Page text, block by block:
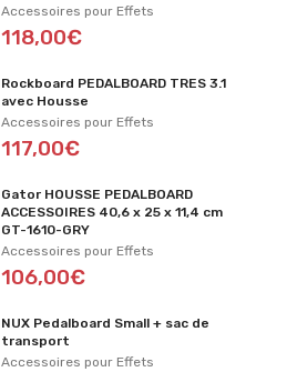
Accessoires pour Effets
118,00€
Rockboard PEDALBOARD TRES 3.1
avec Housse
Accessoires pour Effets
117,00€
Gator HOUSSE PEDALBOARD
ACCESSOIRES 40,6 x 25 x 11,4 cm
GT-1610-GRY
Accessoires pour Effets
106,00€
NUX Pedalboard Small + sac de
transport
Accessoires pour Effets